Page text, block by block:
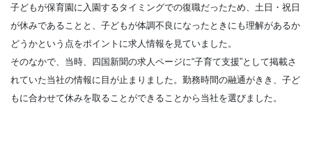
子どもが保育園に入園するタイミングでの復職だったため、土日・祝日
が休みであることと、子どもが体調不良になったときにも理解があるか
どうかという点をポイントに求人情報を見ていました。
そのなかで、当時、四国新聞の求人ページに“子育て支援”として掲載さ
れていた当社の情報に目が止まりました。勤務時間の融通がきき、子ど
もに合わせて休みを取ることができることから当社を選びました。